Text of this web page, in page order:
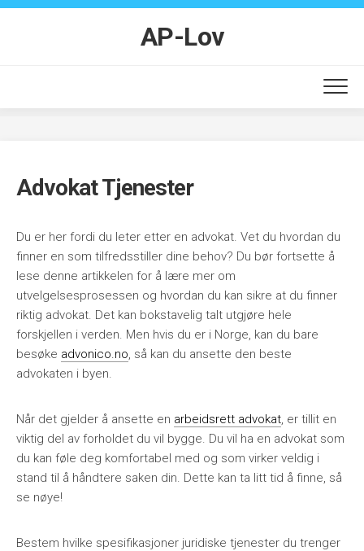
Skip
AP-Lov
Advokat Tjenester
Du er her fordi du leter etter en advokat. Vet du hvordan du
finner en som tilfredsstiller dine behov? Du bør fortsette å
lese denne artikkelen for å lære mer om
utvelgelsesprosessen og hvordan du kan sikre at du finner
riktig advokat. Det kan bokstavelig talt utgjøre hele
forskjellen i verden. Men hvis du er i Norge, kan du bare
besøke advonico.no, så kan du ansette den beste
advokaten i byen.
Når det gjelder å ansette en arbeidsrett advokat, er tillit en
viktig del av forholdet du vil bygge. Du vil ha en advokat som
du kan føle deg komfortabel med og som virker veldig i
stand til å håndtere saken din. Dette kan ta litt tid å finne, så
se nøye!
Bestem hvilke spesifikasjoner juridiske tjenester du trenger